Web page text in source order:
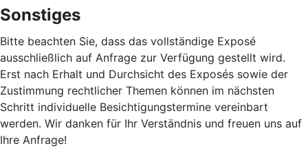
Sonstiges
Bitte beachten Sie, dass das vollständige Exposé
ausschließlich auf Anfrage zur Verfügung gestellt wird.
Erst nach Erhalt und Durchsicht des Exposés sowie der
Zustimmung rechtlicher Themen können im nächsten
Schritt individuelle Besichtigungstermine vereinbart
werden. Wir danken für Ihr Verständnis und freuen uns auf
Ihre Anfrage!